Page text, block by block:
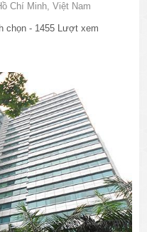
Chí Minh, Việt Nam
chọn - 1455 Lượt xem